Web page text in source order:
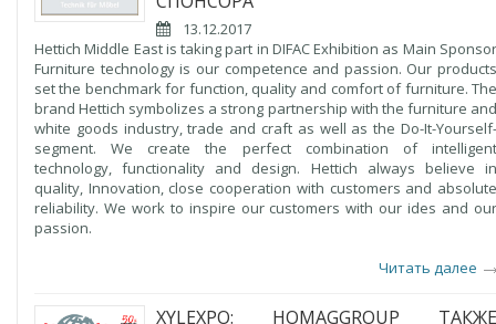
13.12.2017
Hettich Middle East is taking part in DIFAC Exhibition as Main Sponsor
Furniture technology is our competence and passion. Our products
set the benchmark for function, quality and comfort of furniture. The
brand Hettich symbolizes a strong partnership with the furniture and
white goods industry, trade and craft as well as the Do-It-Yourself-
segment. We create the perfect combination of intelligent
technology, functionality and design. Hettich always believe in
quality, Innovation, close cooperation with customers and absolute
reliability. We work to inspire our customers with our ides and our
passion.
Читать далее
XYLEXPO: HOMAGGROUP ТАКЖЕ